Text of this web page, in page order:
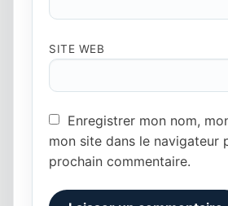
SITE WEB
Enregistrer mon nom,
mon site dans le navigateur
prochain commentaire.